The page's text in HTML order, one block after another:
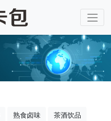
熟食卤味 茶酒饮品